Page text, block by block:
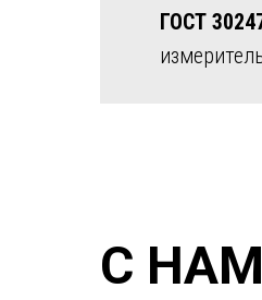
ГОСТ
С